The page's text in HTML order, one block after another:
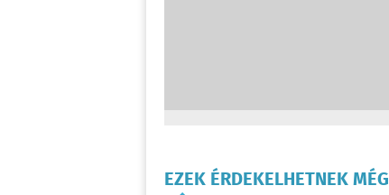
EZEK ÉRDEKELHETNEK MÉG